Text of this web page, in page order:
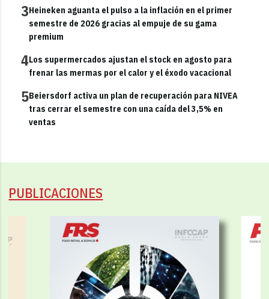
3Heineken aguanta el pulso a la inflación en el primer
semestre de 2026 gracias al empuje de su gama
premium
4Los supermercados ajustan el stock en agosto para
frenar las mermas por el calor y el éxodo vacacional
5Beiersdorf activa un plan de recuperación para NIVEA
tras cerrar el semestre con una caída del 3,5% en
ventas
PUBLICACIONES